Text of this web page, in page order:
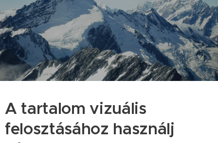
A tartalom vizuális
felosztásához használj